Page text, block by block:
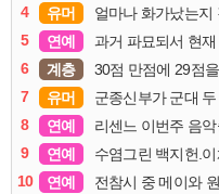
4
유머 얼마나 화가났는지
5
연예 과거 파묘되서 현
6
계층 30점 만점에 29점
7
유머 군종신부가 군대
8
연예 리센느 이번주 음
9
연예 수염그린 백지헌.이
10
연예 전참시 중 메이와